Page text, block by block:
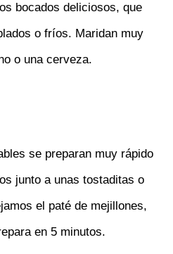
bocados deliciosos, que
o fríos. Maridan muy
o una cerveza.
se preparan muy rápido
junto a unas tostaditas o
el paté de mejillones,
en 5 minutos.